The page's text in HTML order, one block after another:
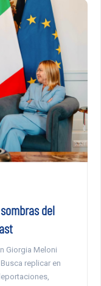
del
Giorgia Meloni
replicar en